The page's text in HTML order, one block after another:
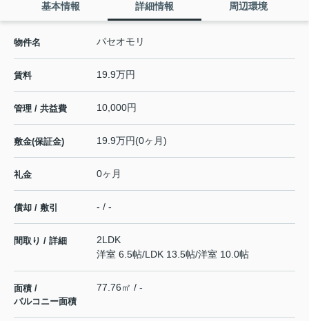
基本情報 詳細情報 周辺環境
物件名 パセオモリ
賃料 19.9万円
管理 / 共益費 10,000円
敷金(保証金) 19.9万円(0ヶ月)
礼金 0ヶ月
償却 / 敷引 - / -
間取り / 詳細
2LDK
洋室 6.5帖/LDK 13.5帖/洋室 10.0帖
面積 /
バルコニー面積
77.76㎡ / -